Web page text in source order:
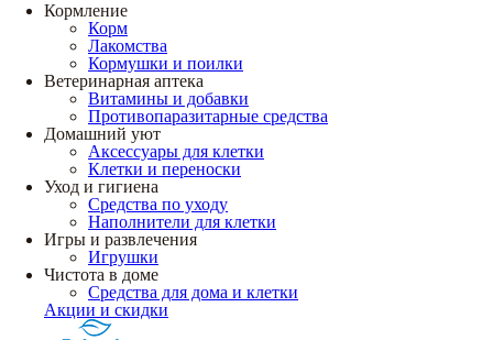
Кормление
Корм
Лакомства
Кормушки и поилки
Ветеринарная аптека
Витамины и добавки
Противопаразитарные средства
Домашний уют
Аксессуары для клетки
Клетки и переноски
Уход и гигиена
Средства по уходу
Наполнители для клетки
Игры и развлечения
Игрушки
Чистота в доме
Средства для дома и клетки
Акции и скидки